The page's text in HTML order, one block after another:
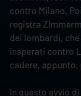
contro Milano.
registra
dei lombardi,
insperati contro
cadere, appunto,
In questo avvio